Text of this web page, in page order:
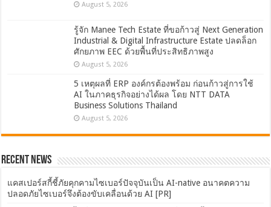
August 5, 2026
รู้จัก Manee Tech Estate ที่ขอก้าวสู่ Next Generation
Industrial & Digital Infrastructure Estate ปลดล็อก
ศักยภาพ EEC ด้วยพื้นที่ประสิทธิภาพสูง
August 5, 2026
5 เหตุผลที่ ERP องค์กรต้องพร้อม ก่อนก้าวสู่การใช้
AI ในภาคธุรกิจอย่างได้ผล โดย NTT DATA
Business Solutions Thailand
August 5, 2026
Recent News
แคสเปอร์สกี้ชี้ภัยคุกคามไซเบอร์ปัจจุบันเป็น AI-native อนาคตความ
ปลอดภัยไซเบอร์จึงต้องขับเคลื่อนด้วย AI [PR]